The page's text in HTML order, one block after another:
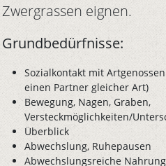
Zwergrassen eignen.
Grundbedürfnisse:
Sozialkontakt mit
einen Partner gleicher Art)
Bewegung, Nagen, Graben,
Versteckmöglichkeiten/
Überblick
Abwechslung, Ruhepausen
Abwechslungsreiche